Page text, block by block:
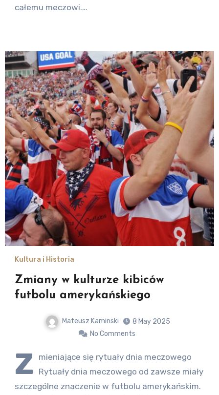
całemu meczowi.…
Kultura i Historia
Zmiany w kulturze kibiców
futbolu amerykańskiego
Mateusz Kaminski
8 May 2025
No Comments
Z
mieniające się rytuały dnia meczowego
Rytuały dnia meczowego od zawsze miały
szczególne znaczenie w futbolu amerykańskim.